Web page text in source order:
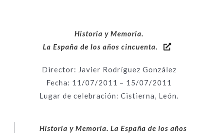
Historia y Memoria.
La España de los años cincuenta.
Director: Javier Rodríguez González
Fecha: 11/07/2011 – 15/07/2011
Lugar de celebración: Cistierna, León.
Historia y Memoria. La España de los años